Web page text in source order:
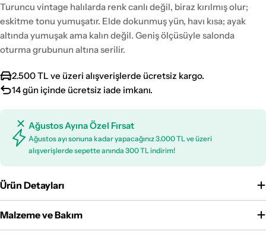
Turuncu vintage halılarda renk canlı değil, biraz kırılmış olur;
eskitme tonu yumuşatır. Elde dokunmuş yün, havı kısa; ayak
altında yumuşak ama kalın değil. Geniş ölçüsüyle salonda
oturma grubunun altına serilir.
2.500 TL ve üzeri alışverişlerde ücretsiz kargo.
14 gün içinde ücretsiz iade imkanı.
Ağustos Ayına Özel Fırsat
Ağustos ayı sonuna kadar yapacağınız 3.000 TL ve üzeri
alışverişlerde sepette anında 300 TL indirim!
Ürün Detayları
Malzeme ve Bakım